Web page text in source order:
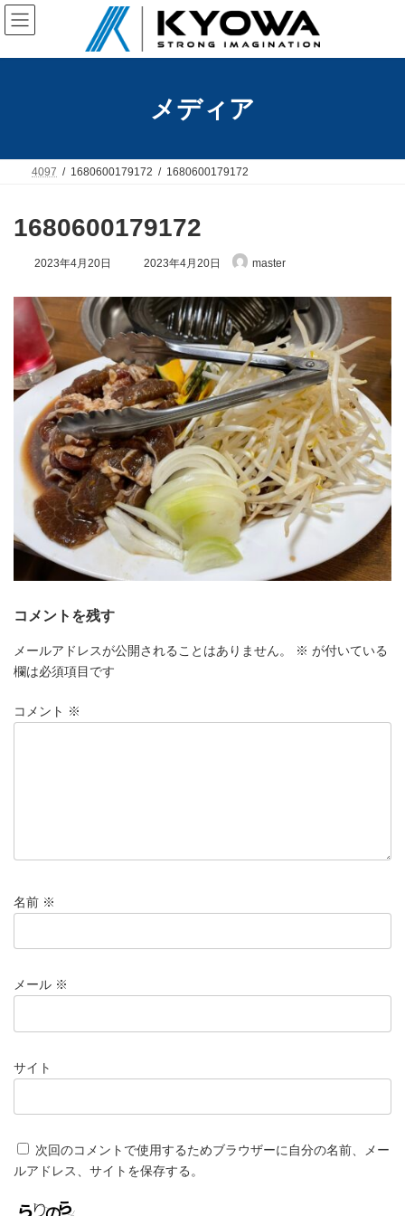
コ
ン
テ
ン
ナ
ビ
ゲ
ー
メディア
4097 1680600179172 1680600179172
1680600179172
2023年4月20日
最
新
日
時
:
2023年4月20日 master
コメントを残す
メールアドレスが公開されることはありません。 ※ が付いている
欄は必須項目です
コメント ※
名前 ※
メール ※
サイト
次回のコメントで使用するためブラウザーに自分の名前、メー
ルアドレス、サイトを保存する。